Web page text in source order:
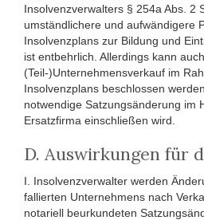
Insolvenzverwalters § 254a Abs. 2
umständlichere und aufwändigere
Insolvenzplans zur Bildung und
ist entbehrlich. Allerdings kann
(Teil-)Unternehmensverkauf im
Insolvenzplans beschlossen
notwendige Satzungsänderung im
Ersatzfirma einschließen wird.
D. Auswirkungen für
I. Insolvenzverwalter werden
fallierten Unternehmens nach
notariell beurkundeten